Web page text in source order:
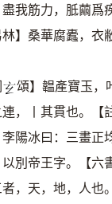
我筋力，胝繭爲
】桑華腐蠹，衣
𤣥 頌】韞產寶玉
，丨其貫也。【
陽冰曰：三畫正
別帝王字。【六
，天，地，人也